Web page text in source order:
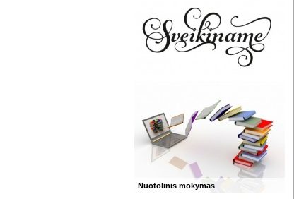
Nuotolinis mokymas